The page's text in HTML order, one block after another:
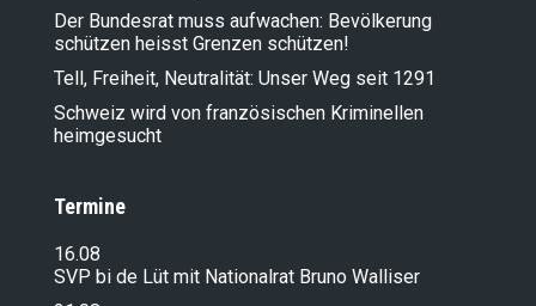
Der Bundesrat muss aufwachen: Bevölkerung
schützen heisst Grenzen schützen!
Tell, Freiheit, Neutralität: Unser Weg seit 1291
Schweiz wird von französischen Kriminellen
heimgesucht
Termine
16.08
SVP bi de Lüt mit Nationalrat Bruno Walliser